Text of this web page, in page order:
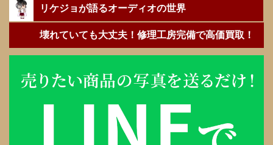
リケジョが語るオーディオの世界
壊れていても大丈夫！修理工房完備で高価買取！